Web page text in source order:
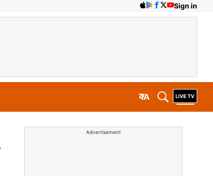
Sign in
A
क
Advertisement